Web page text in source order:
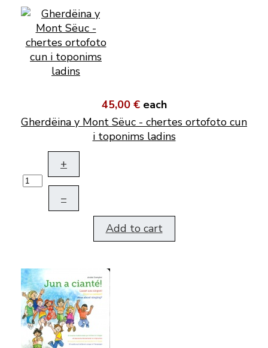
45,00 € each
Gherdëina y Mont Sëuc - chertes ortofoto cun
i toponims ladins
+
–
Add to cart